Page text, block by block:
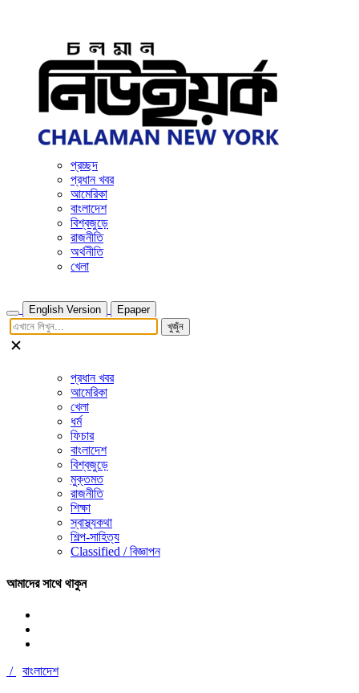
প্রচ্ছদ
প্রধান খবর
আমেরিকা
বাংলাদেশ
বিশ্বজুড়ে
রাজনীতি
অর্থনীতি
খেলা
English Version
Epaper
খুজুঁন
প্রধান খবর
আমেরিকা
খেলা
ধর্ম
ফিচার
বাংলাদেশ
বিশ্বজুড়ে
মুক্তমত
রাজনীতি
শিক্ষা
স্বাস্থ্যকথা
শিল্প-সাহিত্য
Classified / বিজ্ঞাপন
আমাদের সাথে থাকুন
/ বাংলাদেশ